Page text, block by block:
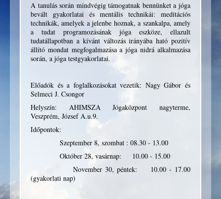
A tanulás során mindvégig támogatnak bennünket a jóga
bevált gyakorlatai és mentális technikái: meditációs
technikák, amelyek a jelenbe hoznak, a szankalpa, amely
a tudat programozásának jóga eszköze, ellazult
tudatállapotban a kívánt változás irányába ható pozitív
állító mondat megfogalmazása a jóga nidrá alkalmazása
során, a jóga testgyakorlatai.
Előadók és a foglalkozásokat vezetik: Nagy Gábor és
Selmeci J. Csongor
Helyszín: AHIMSZA Jógaközpont nagyterme,
Veszprém, József A.u.9.
Időpontok:
Szeptember 8, szombat : 08.30 - 13.00
Október 28, vasárnap: 10.00 - 15.00
November 30, péntek: 10.00 - 17.00
(gyakorlati nap)